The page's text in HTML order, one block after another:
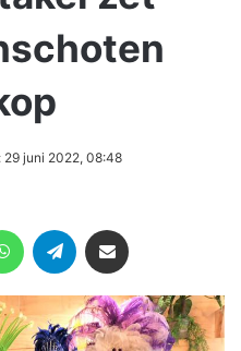
29 juni 2022, 08:48